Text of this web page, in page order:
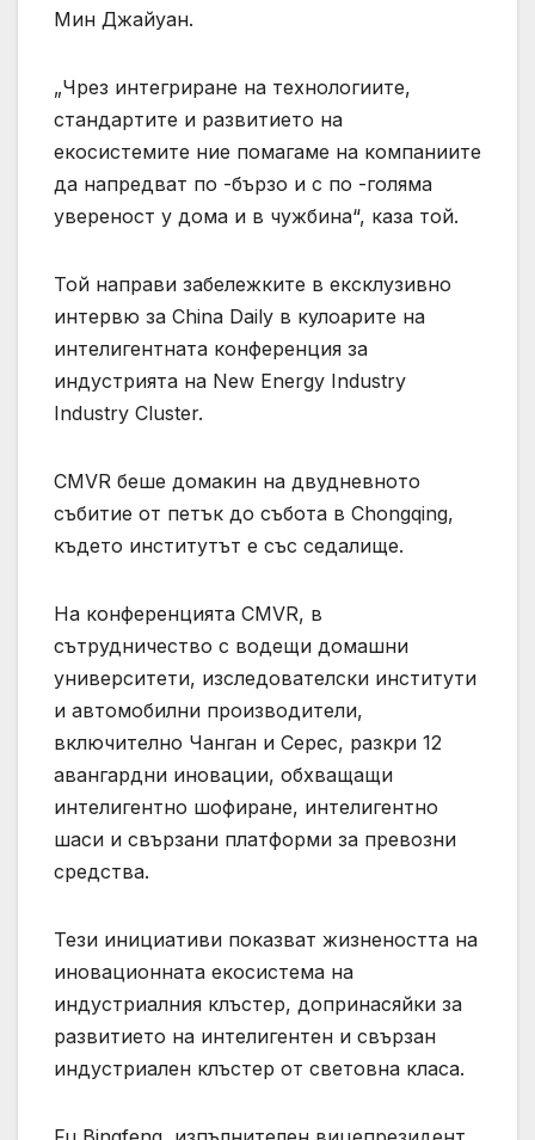
Мин Джайуан.
„Чрез интегриране на технологиите,
стандартите и развитието на
екосистемите ние помагаме на компаниите
да напредват по -бързо и с по -голяма
увереност у дома и в чужбина“, каза той.
Той направи забележките в ексклузивно
интервю за China Daily в кулоарите на
интелигентната конференция за
индустрията на New Energy Industry
Industry Cluster.
CMVR беше домакин на двудневното
събитие от петък до събота в Chongqing,
където институтът е със седалище.
На конференцията CMVR, в
сътрудничество с водещи домашни
университети, изследователски институти
и автомобилни производители,
включително Чанган и Серес, разкри 12
авангардни иновации, обхващащи
интелигентно шофиране, интелигентно
шаси и свързани платформи за превозни
средства.
Тези инициативи показват жизнеността на
иновационната екосистема на
индустриалния клъстер, допринасяйки за
развитието на интелигентен и свързан
индустриален клъстер от световна класа.